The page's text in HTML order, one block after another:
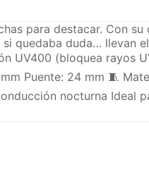
para destacar. Con
duda… llevan
(bloquea rayos
Puente: 24 mm 🧵
nocturna